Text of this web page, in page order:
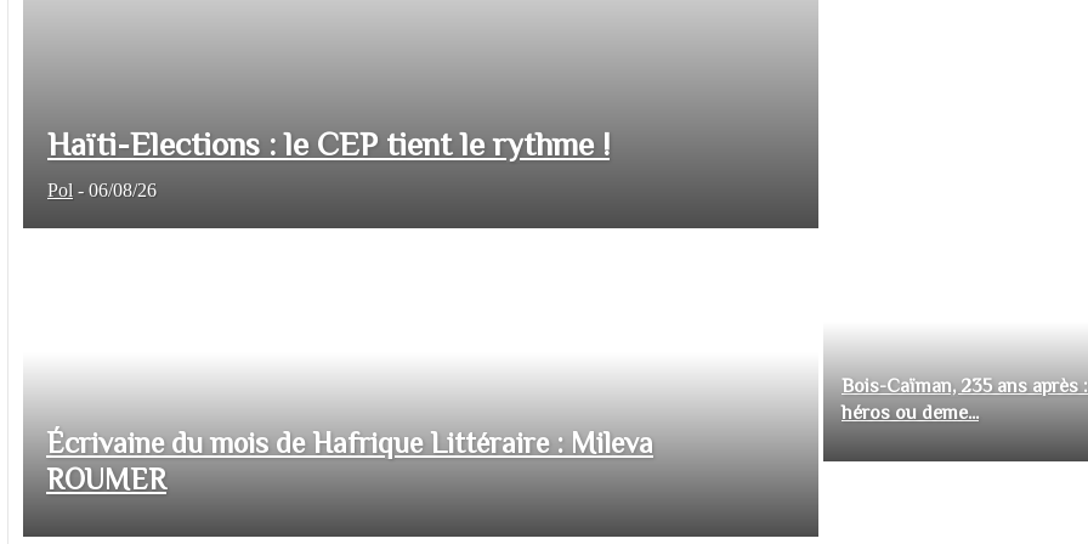
Haïti-Elections : le CEP tient le rythme !
Pol - 06/08/26
Écrivaine du mois de Hafrique Littéraire : Mileva
ROUMER
Bois-Caïman, 235 ans après
héros ou deme...